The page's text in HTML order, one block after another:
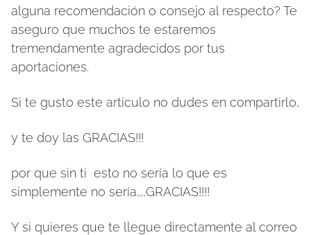
alguna recomendación o consejo al respecto? Te
aseguro que muchos te estaremos
tremendamente agradecidos por tus
aportaciones.
Si te gusto este articulo no dudes en compartirlo,
y te doy las GRACIAS!!!
por que sin ti esto no sería lo que es
simplemente no sería…..GRACIAS!!!!
Y si quieres que te llegue directamente al correo